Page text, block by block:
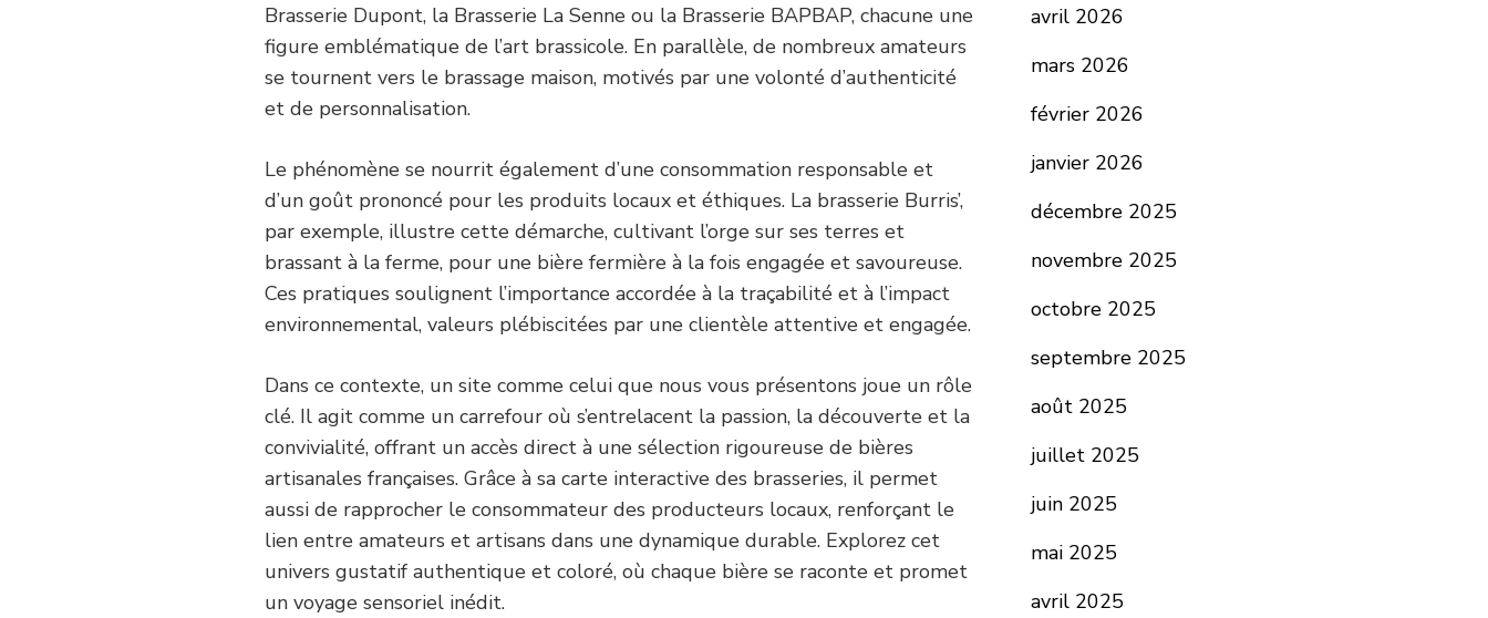
Brasserie Dupont, la Brasserie La Senne ou la Brasserie BAPBAP, chacune une
figure emblématique de l’art brassicole. En parallèle, de nombreux amateurs
se tournent vers le brassage maison, motivés par une volonté d’authenticité
et de personnalisation.
Le phénomène se nourrit également d’une consommation responsable et
d’un goût prononcé pour les produits locaux et éthiques. La brasserie Burris’,
par exemple, illustre cette démarche, cultivant l’orge sur ses terres et
brassant à la ferme, pour une bière fermière à la fois engagée et savoureuse.
Ces pratiques soulignent l’importance accordée à la traçabilité et à l’impact
environnemental, valeurs plébiscitées par une clientèle attentive et engagée.
Dans ce contexte, un site comme celui que nous vous présentons joue un rôle
clé. Il agit comme un carrefour où s’entrelacent la passion, la découverte et la
convivialité, offrant un accès direct à une sélection rigoureuse de bières
artisanales françaises. Grâce à sa carte interactive des brasseries, il permet
aussi de rapprocher le consommateur des producteurs locaux, renforçant le
lien entre amateurs et artisans dans une dynamique durable. Explorez cet
univers gustatif authentique et coloré, où chaque bière se raconte et promet
un voyage sensoriel inédit.
avril 2026
mars 2026
février 2026
janvier 2026
décembre 2025
novembre 2025
octobre 2025
septembre 2025
août 2025
juillet 2025
juin 2025
mai 2025
avril 2025